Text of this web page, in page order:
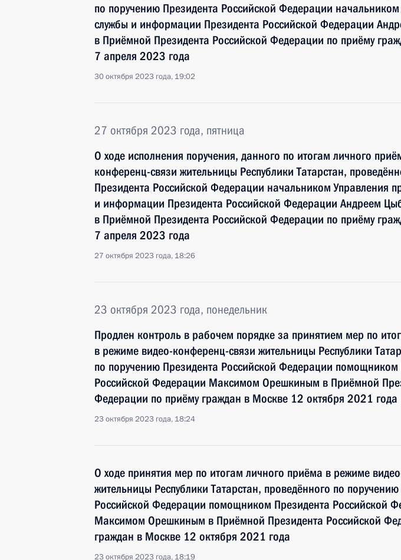
по поручению Президента Российской Федерации начальником
службы и информации Президента Российской Федерации
в Приёмной Президента Российской Федерации по приёму
7 апреля 2023 года
30 октября 2023 года, 19:02
27 октября 2023 года, пятница
О ходе исполнения поручения, данного по итогам личного
конференц-связи жительницы Республики Татарстан,
Президента Российской Федерации начальником Управления
и информации Президента Российской Федерации Андреем
в Приёмной Президента Российской Федерации по приёму
7 апреля 2023 года
27 октября 2023 года, 18:26
23 октября 2023 года, понедельник
Продлен контроль в рабочем порядке за принятием мер по
в режиме видео-конференц-связи жительницы Республики
по поручению Президента Российской Федерации помощником
Российской Федерации Максимом Орешкиным в Приёмной
Федерации по приёму граждан в Москве 12 октября 2021 года
23 октября 2023 года, 18:24
О ходе принятия мер по итогам личного приёма в режиме
жительницы Республики Татарстан, проведённого по
Российской Федерации помощником Президента Российской
Максимом Орешкиным в Приёмной Президента Российской
граждан в Москве 12 октября 2021 года
23 октября 2023 года, 18:19